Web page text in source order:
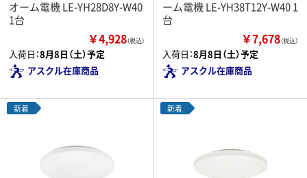
オーム電機 LE-YH28D8Y-W40
1台
￥4,928（税込）
入荷日：8月8日（土）予定
アスクル在庫商品
ーム電機 LE-YH38T12Y-W40 1
台
￥7,678（税込）
入荷日：8月8日（土）予定
アスクル在庫商品
新着 新着